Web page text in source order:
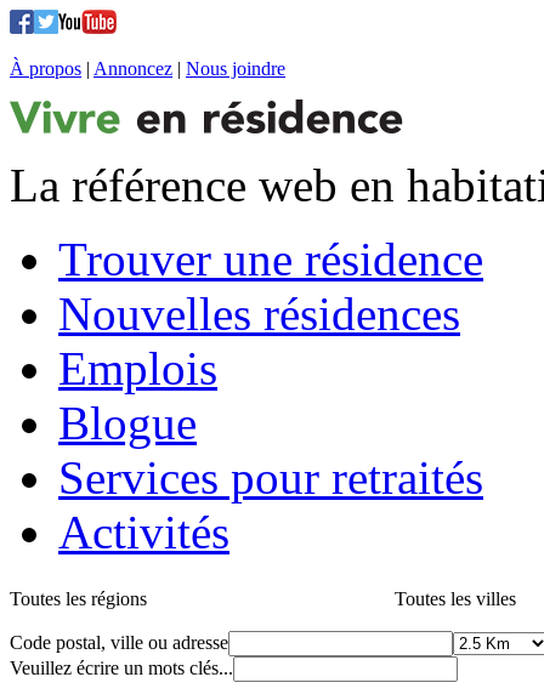
À propos | Annoncez | Nous joindre
La référence web en
Trouver une résidence
Nouvelles résidences
Emplois
Blogue
Services pour retraités
Activités
Toutes les régions Toutes les villes
Code postal, ville ou adresse
Veuillez écrire un mots clés...